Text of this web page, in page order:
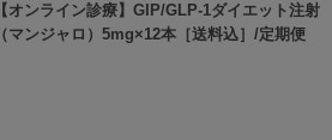
【オンライン診療】GIP/GLP-1ダイエット注射
（マンジャロ）5mg×12本［送料込］/定期便